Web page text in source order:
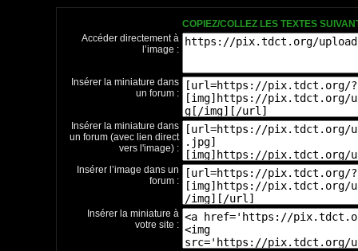
COPIEZ/COLLEZ LES TEXTES
Accéder directement à
l’image :
Insérer la miniature dans
un forum :
Insérer la miniature dans
un forum (avec lien direct
vers l'image) :
Insérer l’image dans un
forum :
Insérer la miniature à
votre site :